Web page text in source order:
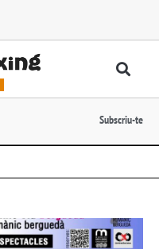
Subscriu-te